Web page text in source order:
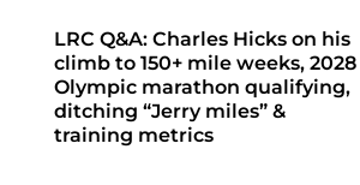
LRC Q&A: Charles Hicks on his
climb to 150+ mile weeks, 2028
Olympic marathon qualifying,
ditching “Jerry miles” &
training metrics